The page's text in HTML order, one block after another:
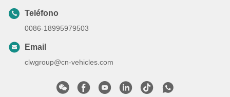
Teléfono
0086-18995979503
Email
clwgroup@cn-vehicles.com